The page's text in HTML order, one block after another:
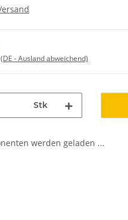
(DE - Ausland abweichend)
Stk
werden geladen ...